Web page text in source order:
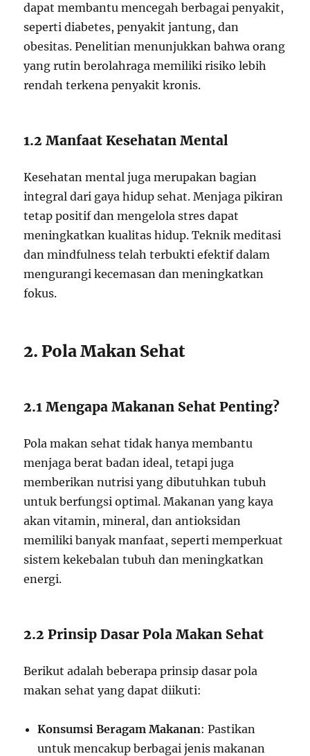
dapat membantu mencegah berbagai penyakit,
seperti diabetes, penyakit jantung, dan
obesitas. Penelitian menunjukkan bahwa orang
yang rutin berolahraga memiliki risiko lebih
rendah terkena penyakit kronis.
1.2 Manfaat Kesehatan Mental
Kesehatan mental juga merupakan bagian
integral dari gaya hidup sehat. Menjaga pikiran
tetap positif dan mengelola stres dapat
meningkatkan kualitas hidup. Teknik meditasi
dan mindfulness telah terbukti efektif dalam
mengurangi kecemasan dan meningkatkan
fokus.
2. Pola Makan Sehat
2.1 Mengapa Makanan Sehat Penting?
Pola makan sehat tidak hanya membantu
menjaga berat badan ideal, tetapi juga
memberikan nutrisi yang dibutuhkan tubuh
untuk berfungsi optimal. Makanan yang kaya
akan vitamin, mineral, dan antioksidan
memiliki banyak manfaat, seperti memperkuat
sistem kekebalan tubuh dan meningkatkan
energi.
2.2 Prinsip Dasar Pola Makan Sehat
Berikut adalah beberapa prinsip dasar pola
makan sehat yang dapat diikuti:
Konsumsi Beragam Makanan: Pastikan
untuk mencakup berbagai jenis makanan